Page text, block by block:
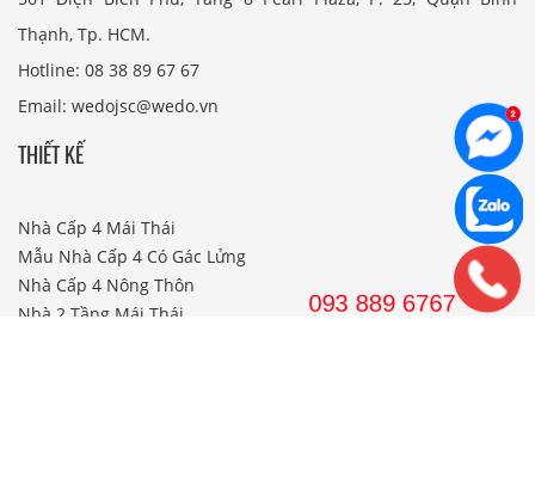
Thạnh, Tp. HCM.
Hotline: 08 38 89 67 67
Email: wedojsc@wedo.vn
THIẾT KẾ
Nhà Cấp 4 Mái Thái
Mẫu Nhà Cấp 4 Có Gác Lửng
Nhà Cấp 4 Nông Thôn
Nhà 2 Tầng Mái Thái